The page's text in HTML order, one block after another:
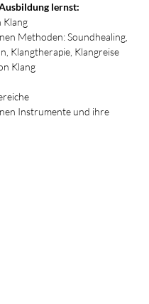
lernst:
Klang
Methoden: Soundhealing,
Klangtherapie, Klangreise
Klang
Instrumente und ihre